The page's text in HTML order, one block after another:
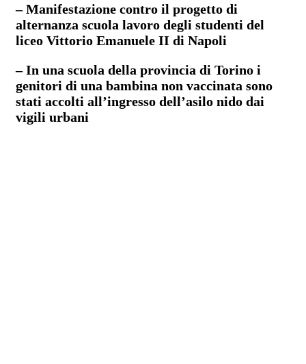
– Manifestazione contro il progetto di
alternanza scuola lavoro degli studenti del
liceo Vittorio Emanuele II di Napoli
– In una scuola della provincia di Torino i
genitori di una bambina non vaccinata sono
stati accolti all’ingresso dell’asilo nido dai
vigili urbani